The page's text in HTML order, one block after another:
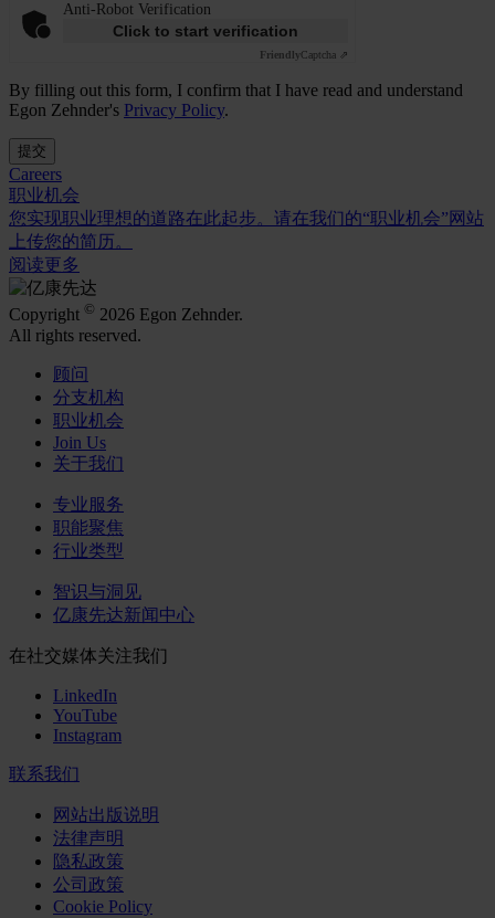
Anti-Robot Verification
Click to start verification
FriendlyCaptcha ⇗
By filling out this form, I confirm that I have read and understand
Egon Zehnder's Privacy Policy.
提交
Careers
职业机会
您实现职业理想的道路在此起步。请在我们的“职业机会”网站
上传您的简历。
阅读更多
Copyright © 2026 Egon Zehnder.
All rights reserved.
顾问
分支机构
职业机会
Join Us
关于我们
专业服务
职能聚焦
行业类型
智识与洞见
亿康先达新闻中心
在社交媒体关注我们
LinkedIn
YouTube
Instagram
联系我们
网站出版说明
法律声明
隐私政策
公司政策
Cookie Policy